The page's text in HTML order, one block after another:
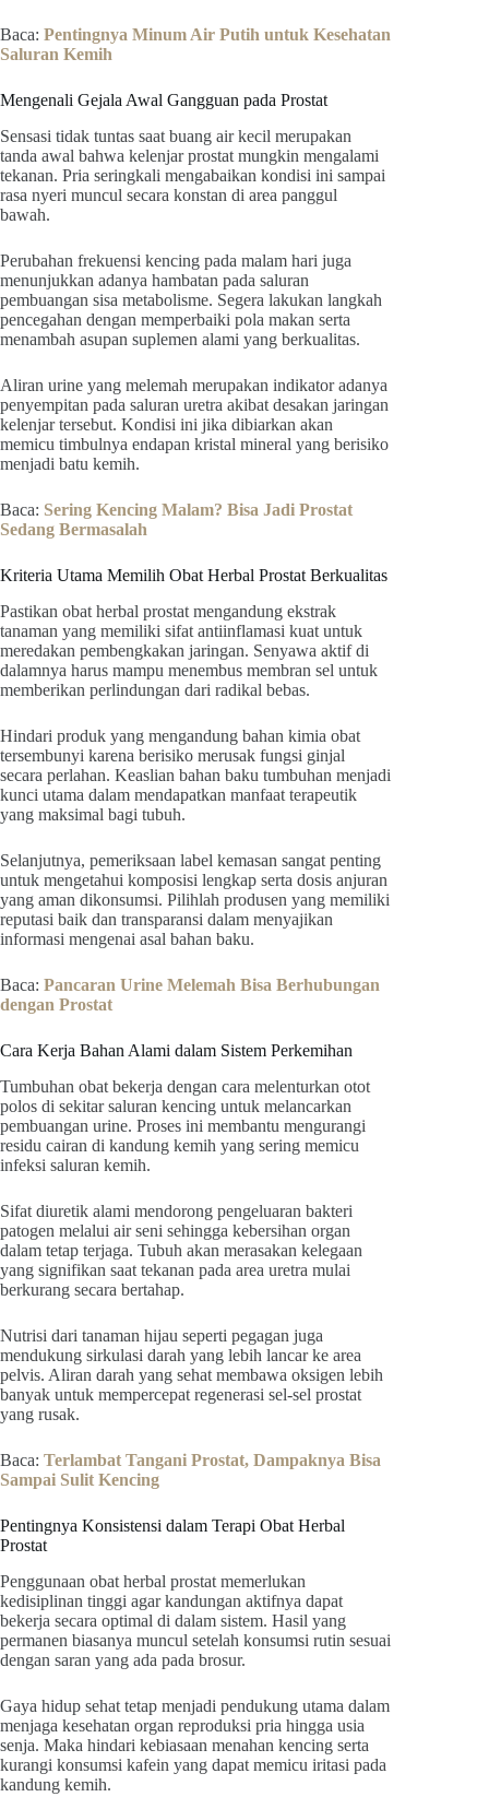
Baca: Pentingnya Minum Air Putih untuk Kesehatan
Saluran Kemih
Mengenali Gejala Awal Gangguan pada Prostat
Sensasi tidak tuntas saat buang air kecil merupakan
tanda awal bahwa kelenjar prostat mungkin mengalami
tekanan. Pria seringkali mengabaikan kondisi ini sampai
rasa nyeri muncul secara konstan di area panggul
bawah.
Perubahan frekuensi kencing pada malam hari juga
menunjukkan adanya hambatan pada saluran
pembuangan sisa metabolisme. Segera lakukan langkah
pencegahan dengan memperbaiki pola makan serta
menambah asupan suplemen alami yang berkualitas.
Aliran urine yang melemah merupakan indikator adanya
penyempitan pada saluran uretra akibat desakan jaringan
kelenjar tersebut. Kondisi ini jika dibiarkan akan
memicu timbulnya endapan kristal mineral yang berisiko
menjadi batu kemih.
Baca: Sering Kencing Malam? Bisa Jadi Prostat
Sedang Bermasalah
Kriteria Utama Memilih Obat Herbal Prostat Berkualitas
Pastikan obat herbal prostat mengandung ekstrak
tanaman yang memiliki sifat antiinflamasi kuat untuk
meredakan pembengkakan jaringan. Senyawa aktif di
dalamnya harus mampu menembus membran sel untuk
memberikan perlindungan dari radikal bebas.
Hindari produk yang mengandung bahan kimia obat
tersembunyi karena berisiko merusak fungsi ginjal
secara perlahan. Keaslian bahan baku tumbuhan menjadi
kunci utama dalam mendapatkan manfaat terapeutik
yang maksimal bagi tubuh.
Selanjutnya, pemeriksaan label kemasan sangat penting
untuk mengetahui komposisi lengkap serta dosis anjuran
yang aman dikonsumsi. Pilihlah produsen yang memiliki
reputasi baik dan transparansi dalam menyajikan
informasi mengenai asal bahan baku.
Baca: Pancaran Urine Melemah Bisa Berhubungan
dengan Prostat
Cara Kerja Bahan Alami dalam Sistem Perkemihan
Tumbuhan obat bekerja dengan cara melenturkan otot
polos di sekitar saluran kencing untuk melancarkan
pembuangan urine. Proses ini membantu mengurangi
residu cairan di kandung kemih yang sering memicu
infeksi saluran kemih.
Sifat diuretik alami mendorong pengeluaran bakteri
patogen melalui air seni sehingga kebersihan organ
dalam tetap terjaga. Tubuh akan merasakan kelegaan
yang signifikan saat tekanan pada area uretra mulai
berkurang secara bertahap.
Nutrisi dari tanaman hijau seperti pegagan juga
mendukung sirkulasi darah yang lebih lancar ke area
pelvis. Aliran darah yang sehat membawa oksigen lebih
banyak untuk mempercepat regenerasi sel-sel prostat
yang rusak.
Baca: Terlambat Tangani Prostat, Dampaknya Bisa
Sampai Sulit Kencing
Pentingnya Konsistensi dalam Terapi Obat Herbal
Prostat
Penggunaan obat herbal prostat memerlukan
kedisiplinan tinggi agar kandungan aktifnya dapat
bekerja secara optimal di dalam sistem. Hasil yang
permanen biasanya muncul setelah konsumsi rutin sesuai
dengan saran yang ada pada brosur.
Gaya hidup sehat tetap menjadi pendukung utama dalam
menjaga kesehatan organ reproduksi pria hingga usia
senja. Maka hindari kebiasaan menahan kencing serta
kurangi konsumsi kafein yang dapat memicu iritasi pada
kandung kemih.